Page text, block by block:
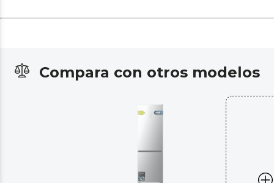
Compara con otros modelos